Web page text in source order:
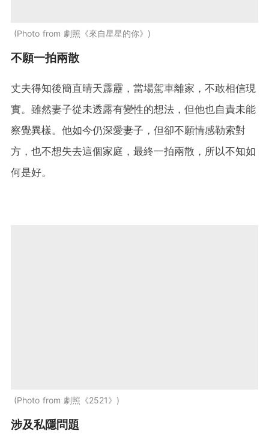
Photo from 劇照《來自星星的你》
不願一拍兩散
丈夫得知後簡直晴天霹靂，當場駕車離家，不敢相信現
實。雖然妻子從未透露有變性的想法，但他也自責未能
察覺異樣。他如今仍深愛妻子，但卻不願情感勒索對
方，也不想失去這個家庭，最終一拍兩散，所以不知如
何是好。
Photo from 劇照《2521》
涉及私隱問題